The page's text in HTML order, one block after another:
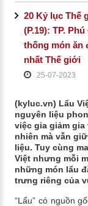
20 Kỷ lục Thế
(P.19): TP.
thống món ăn
nhất Thế giới
25-07-2023
(kyluc.vn) Lẩu
nguyên liệu
việc gia giảm
nhiên mà vẫn
liệu. Tuy cùng
Việt nhưng mỗi
những món lẩu
trưng riêng của
“Lẩu” có nguồn